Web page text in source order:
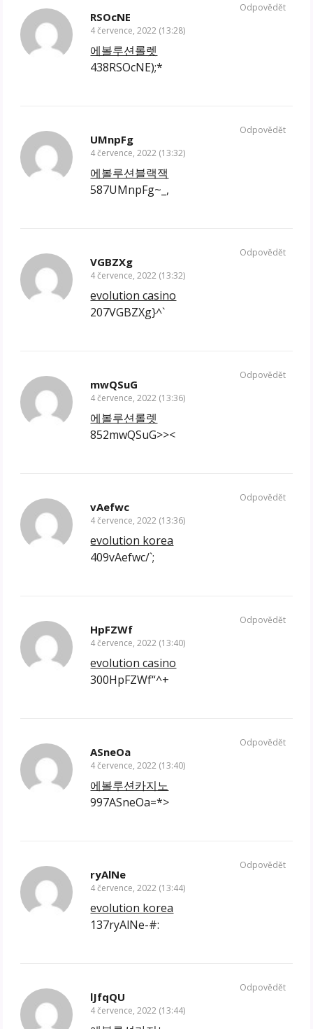
RSOcNE
4 července, 2022 (13:28)
에볼루션롤렛
438RSOcNE);*
Odpovědět
UMnpFg
4 července, 2022 (13:32)
에볼루션블랙잭
587UMnpFg~_,
Odpovědět
VGBZXg
4 července, 2022 (13:32)
evolution casino
207VGBZXg}^`
Odpovědět
mwQSuG
4 července, 2022 (13:36)
에볼루션롤렛
852mwQSuG>><
Odpovědět
vAefwc
4 července, 2022 (13:36)
evolution korea
409vAefwc/`;
Odpovědět
HpFZWf
4 července, 2022 (13:40)
evolution casino
300HpFZWf“^+
Odpovědět
ASneOa
4 července, 2022 (13:40)
에볼루션카지노
997ASneOa=*>
Odpovědět
ryAlNe
4 července, 2022 (13:44)
evolution korea
137ryAlNe-#:
Odpovědět
lJfqQU
4 července, 2022 (13:44)
Odpovědět